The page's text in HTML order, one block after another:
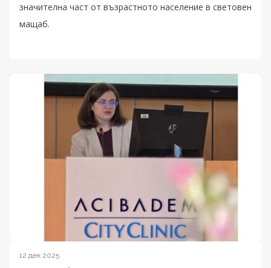
значителна част от възрастното население в световен
мащаб.
12 дек 2025